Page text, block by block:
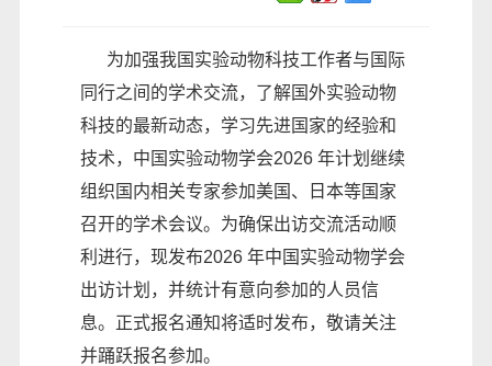
为加强我国实验动物科技工作者与国际
同行之间的学术交流，了解国外实验动物
科技的最新动态，学习先进国家的经验和
技术，中国实验动物学会2026 年计划继续
组织国内相关专家参加美国、日本等国家
召开的学术会议。为确保出访交流活动顺
利进行，现发布2026 年中国实验动物学会
出访计划，并统计有意向参加的人员信
息。正式报名通知将适时发布，敬请关注
并踊跃报名参加。